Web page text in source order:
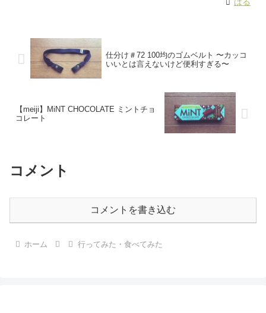
はる
仕分け＃72 100均のゴムベルト 〜カッコ
いいとは言えないけど便利すぎる〜
【meiji】MiNT CHOCOLATE ミントチョ
コレート
コメント
コメントを書き込む
ホーム 行ってみた・食べてみた